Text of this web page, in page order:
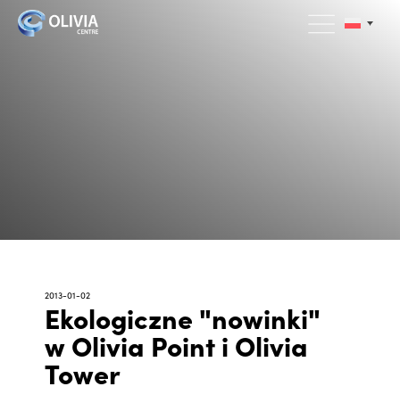
2013-01-02
Ekologiczne "nowinki"
w Olivia Point i Olivia
Tower